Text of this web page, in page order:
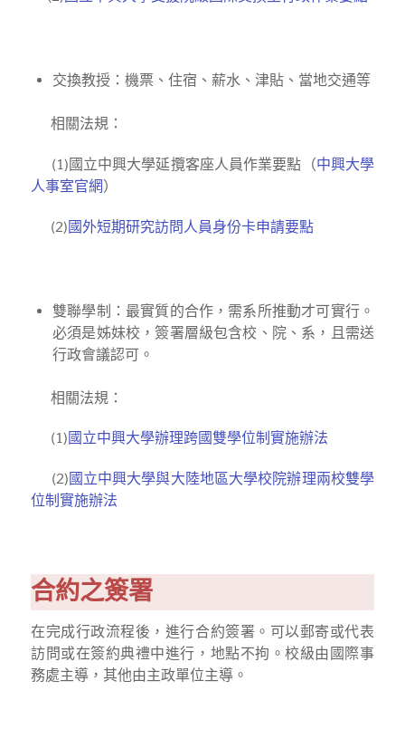
交換教授：機票、住宿、薪水、津貼、當地交通等
相關法規：
(1)國立中興大學延攬客座人員作業要點（中興大學
人事室官網）
(2)國外短期研究訪問人員身份卡申請要點
雙聯學制：最實質的合作，需系所推動才可實行。
必須是姊妹校，簽署層級包含校、院、系，且需送
行政會議認可。
相關法規：
(1)國立中興大學辦理跨國雙學位制實施辦法
(2)國立中興大學與大陸地區大學校院辦理兩校雙學
位制實施辦法
合約之簽署
在完成行政流程後，進行合約簽署。可以郵寄或代表
訪問或在簽約典禮中進行，地點不拘。校級由國際事
務處主導，其他由主政單位主導。